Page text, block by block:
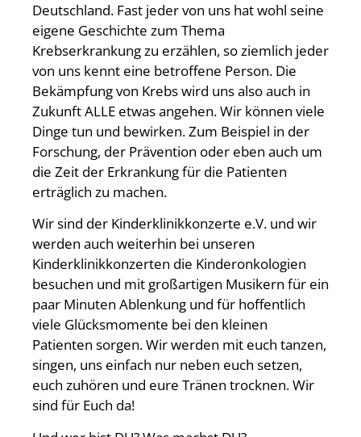
Deutschland. Fast jeder von uns hat wohl seine
eigene Geschichte zum Thema
Krebserkrankung zu erzählen, so ziemlich jeder
von uns kennt eine betroffene Person. Die
Bekämpfung von Krebs wird uns also auch in
Zukunft ALLE etwas angehen. Wir können viele
Dinge tun und bewirken. Zum Beispiel in der
Forschung, der Prävention oder eben auch um
die Zeit der Erkrankung für die Patienten
erträglich zu machen.
Wir sind der Kinderklinikkonzerte e.V. und wir
werden auch weiterhin bei unseren
Kinderklinikkonzerten die Kinderonkologien
besuchen und mit großartigen Musikern für ein
paar Minuten Ablenkung und für hoffentlich
viele Glücksmomente bei den kleinen
Patienten sorgen. Wir werden mit euch tanzen,
singen, uns einfach nur neben euch setzen,
euch zuhören und eure Tränen trocknen. Wir
sind für Euch da!